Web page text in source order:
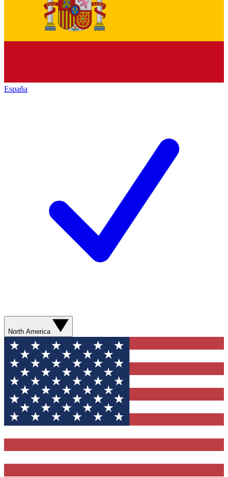
España
North America